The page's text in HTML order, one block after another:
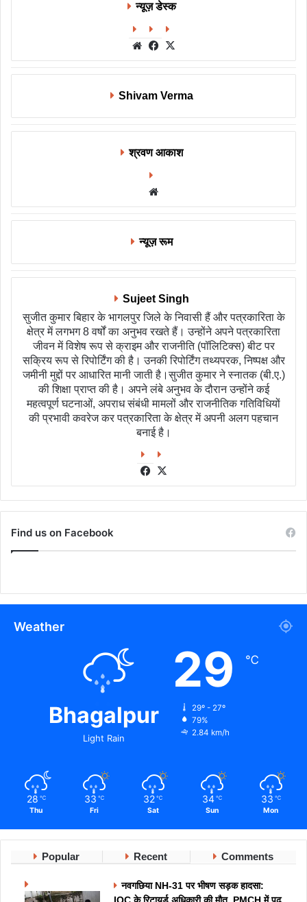
न्यूज़ डेस्क
WebsiteFacebook
Shivam Verma
श्रवण आकाश
न्यूज़ रूम
Sujeet Singh
सुजीत कुमार बिहार के भागलपुर जिले के निवासी हैं और पत्रकारिता के
क्षेत्र में लगभग 8 वर्षों का अनुभव रखते हैं। उन्होंने अपने पत्रकारिता
जीवन में विशेष रूप से क्राइम और राजनीति (पॉलिटिक्स) बीट पर
सक्रिय रूप से रिपोर्टिंग की है। उनकी रिपोर्टिंग तथ्यपरक, निष्पक्ष और
जमीनी मुद्दों पर आधारित मानी जाती है।सुजीत कुमार ने स्नातक (बी.ए.)
की शिक्षा प्राप्त की है। अपने लंबे अनुभव के दौरान उन्होंने कई
महत्वपूर्ण घटनाओं, अपराध संबंधी मामलों और राजनीतिक गतिविधियों
की प्रभावी कवरेज कर पत्रकारिता के क्षेत्र में अपनी अलग पहचान
बनाई है।
Facebook
Find us on Facebook
Weather
Bhagalpur
Light Rain
29 ℃
29º - 27º
79%
2.84 km/h
28 ℃
Thu
33 ℃
Fri
32 ℃
Sat
34 ℃
Sun
33 ℃
Mon
Popular Recent Comments
नवगछिया NH-31 पर भीषण सड़क हादसा: